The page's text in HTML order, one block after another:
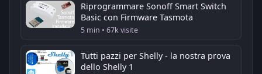
Riprogrammare Sonoff Smart Switch
Basic con Firmware Tasmota
5 min • 67k visite
Tutti pazzi per Shelly - la nostra prova
dello Shelly 1